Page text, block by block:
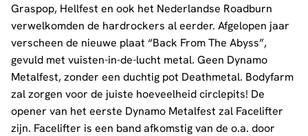
Graspop, Hellfest en ook het Nederlandse Roadburn
verwelkomden de hardrockers al eerder. Afgelopen jaar
verscheen de nieuwe plaat “Back From The Abyss”,
gevuld met vuisten-in-de-lucht metal. Geen Dynamo
Metalfest, zonder een duchtig pot Deathmetal. Bodyfarm
zal zorgen voor de juiste hoeveelheid circlepits! De
opener van het eerste Dynamo Metalfest zal Facelifter
zijn. Facelifter is een band afkomstig van de o.a. door